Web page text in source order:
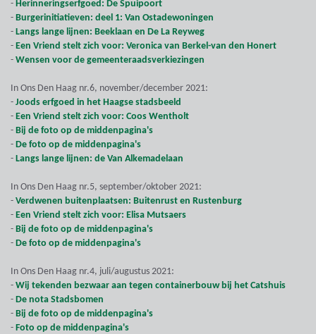
- Herinneringserfgoed: De Spuipoort
- Burgerinitiatieven: deel 1: Van Ostadewoningen
- Langs lange lijnen: Beeklaan en De La Reyweg
- Een Vriend stelt zich voor: Veronica van Berkel-van den Honert
- Wensen voor de gemeenteraadsverkiezingen
In Ons Den Haag nr.6, november/december 2021:
- Joods erfgoed in het Haagse stadsbeeld
- Een Vriend stelt zich voor: Coos Wentholt
- Bij de foto op de middenpagina's
- De foto op de middenpagina's
- Langs lange lijnen: de Van Alkemadelaan
In Ons Den Haag nr.5, september/oktober 2021:
- Verdwenen buitenplaatsen: Buitenrust en Rustenburg
- Een Vriend stelt zich voor: Elisa Mutsaers
- Bij de foto op de middenpagina's
- De foto op de middenpagina's
In Ons Den Haag nr.4, juli/augustus 2021:
- Wij tekenden bezwaar aan tegen containerbouw bij het Catshuis
- De nota Stadsbomen
- Bij de foto op de middenpagina's
- Foto op de middenpagina's